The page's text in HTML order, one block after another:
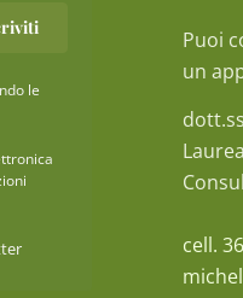
le
Puoi
un
cell.